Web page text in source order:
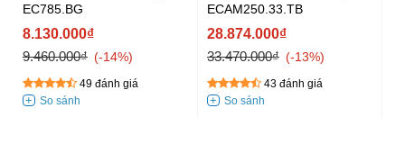
EC785.BG
8.130.000₫
9.460.000₫
-14%
49 đánh giá
ECAM250.33.TB
28.874.000₫
33.470.000₫
-13%
43 đánh giá